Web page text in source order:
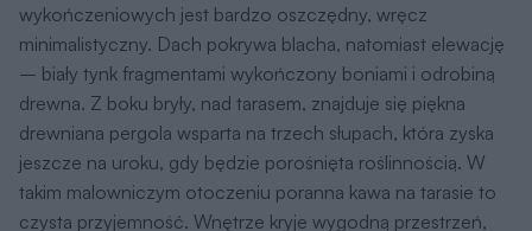
wykończeniowych jest bardzo oszczędny, wręcz
minimalistyczny. Dach pokrywa blacha, natomiast elewację
– biały tynk fragmentami wykończony boniami i odrobiną
drewna. Z boku bryły, nad tarasem, znajduje się piękna
drewniana pergola wsparta na trzech słupach, która zyska
jeszcze na uroku, gdy będzie porośnięta roślinnością. W
takim malowniczym otoczeniu poranna kawa na tarasie to
czysta przyjemność. Wnętrze kryje wygodną przestrzeń,